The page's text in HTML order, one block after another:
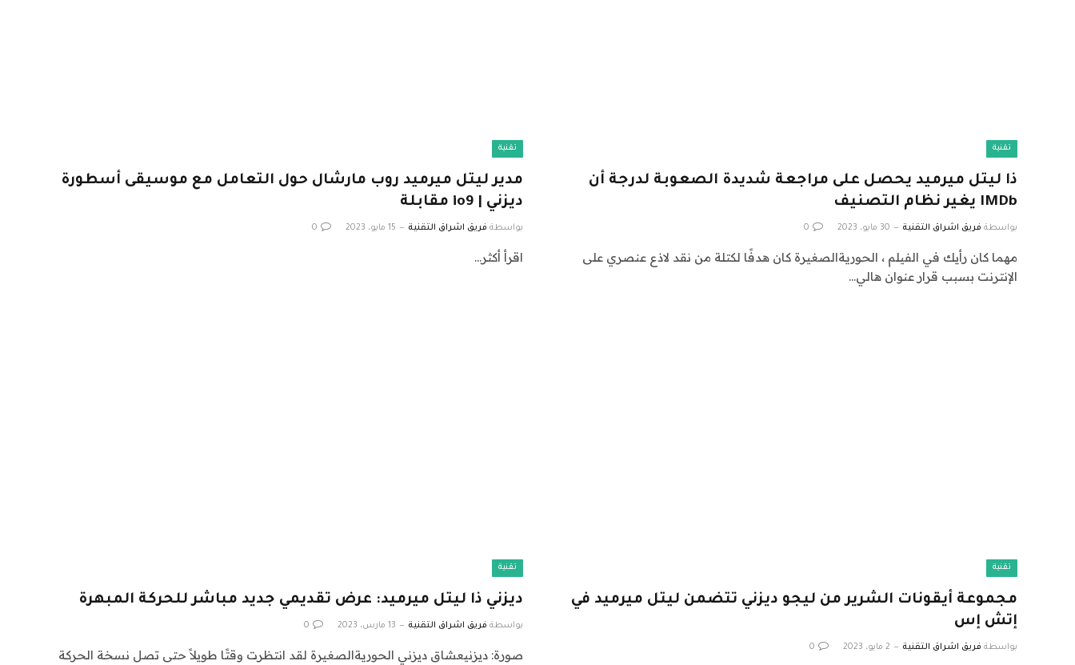
تقنية
ذا ليتل ميرميد يحصل على مراجعة شديدة الصعوبة لدرجة أن
IMDb يغير نظام التصنيف
بواسطة فريق اشراق التقنية 30 مايو، 2023 0
مهما كان رأيك في الفيلم ، الحوريةالصغيرة كان هدفًا لكتلة من نقد لاذع عنصري على
الإنترنت بسبب قرار عنوان هالي…
تقنية
مدير ليتل ميرميد روب مارشال حول التعامل مع موسيقى أسطورة
ديزني | io9 مقابلة
بواسطة فريق اشراق التقنية 15 مايو، 2023 0
اقرأ أكثر…
تقنية
مجموعة أيقونات الشرير من ليجو ديزني تتضمن ليتل ميرميد في
إتش إس
بواسطة فريق اشراق التقنية 2 مايو، 2023 0
تقنية
ديزني ذا ليتل ميرميد: عرض تقديمي جديد مباشر للحركة المبهرة
بواسطة فريق اشراق التقنية 13 مارس، 2023 0
صورة: ديزنيعشاق ديزني الحوريةالصغيرة لقد انتظرت وقتًا طويلاً حتى تصل نسخة الحركة